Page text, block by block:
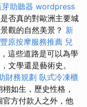
芽助聽器 wordpress
否真的對歐洲主要城
觀的自然美景？ 新
豐原按摩服務推薦 兒
這些道路是可以為學
文學還是藝術史。
財務規劃 臥式冷凍櫃
如生，歷史性格，
方付款人之外，他